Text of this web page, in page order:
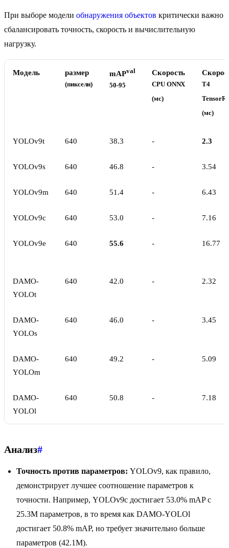
При выборе модели обнаружения объектов критически важно
сбалансировать точность, скорость и вычислительную
нагрузку.
Модель размер
(пиксели)
mAPval
50-95
Скорость
CPU ONNX
(мс)
T4
(мс)
YOLOv9t 640 38.3 - 2.3
YOLOv9s 640 46.8 - 3.54
YOLOv9m 640 51.4 - 6.43
YOLOv9c 640 53.0 - 7.16
YOLOv9e 640 55.6 - 16.77
DAMO-
YOLOt
640 42.0 - 2.32
DAMO-
YOLOs
640 46.0 - 3.45
DAMO-
YOLOm
640 49.2 - 5.09
DAMO-
YOLOl
640 50.8 - 7.18
Анализ#
Точность против параметров: YOLOv9, как правило,
демонстрирует лучшее соотношение параметров к
точности. Например, YOLOv9c достигает 53.0% mAP с
25.3M параметров, в то время как DAMO-YOLOl
достигает 50.8% mAP, но требует значительно больше
параметров (42.1M).